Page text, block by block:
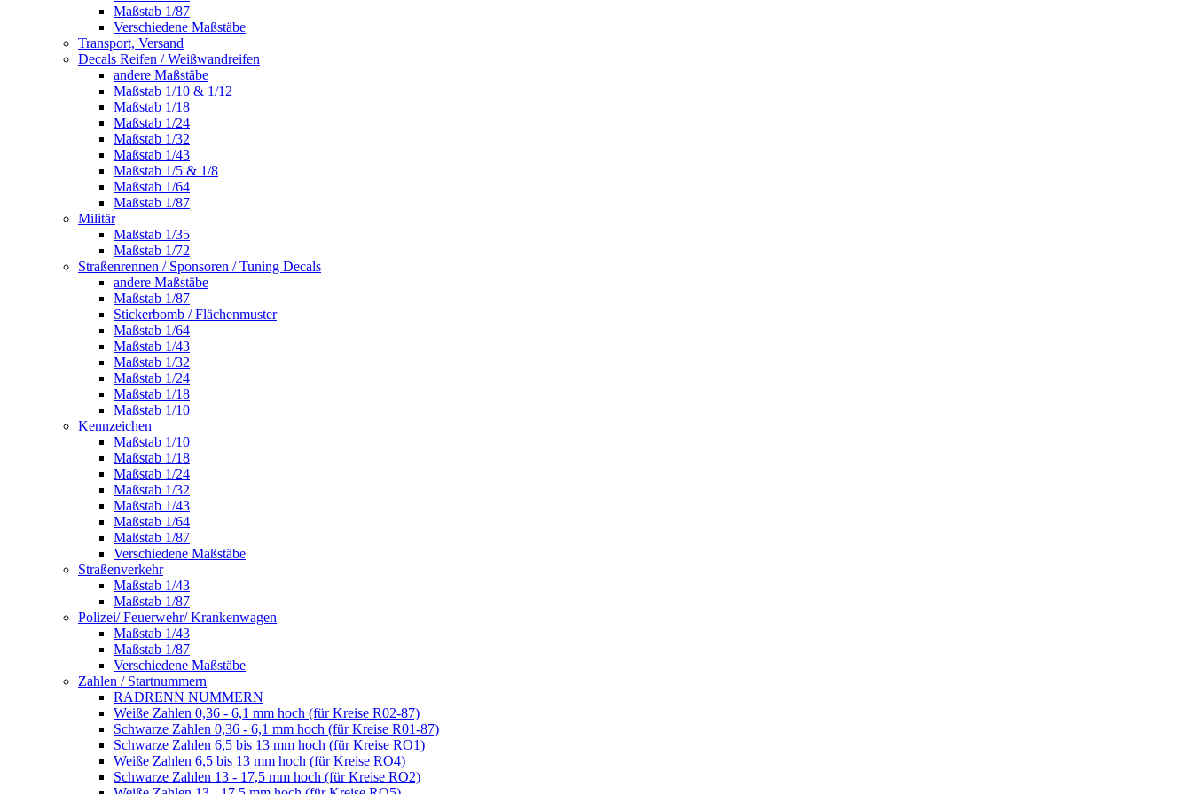
Maßstab 1/87
Verschiedene Maßstäbe
Transport, Versand
Decals Reifen / Weißwandreifen
andere Maßstäbe
Maßstab 1/10 & 1/12
Maßstab 1/18
Maßstab 1/24
Maßstab 1/32
Maßstab 1/43
Maßstab 1/5 & 1/8
Maßstab 1/64
Maßstab 1/87
Militär
Maßstab 1/35
Maßstab 1/72
Straßenrennen / Sponsoren / Tuning Decals
andere Maßstäbe
Maßstab 1/87
Stickerbomb / Flächenmuster
Maßstab 1/64
Maßstab 1/43
Maßstab 1/32
Maßstab 1/24
Maßstab 1/18
Maßstab 1/10
Kennzeichen
Maßstab 1/10
Maßstab 1/18
Maßstab 1/24
Maßstab 1/32
Maßstab 1/43
Maßstab 1/64
Maßstab 1/87
Verschiedene Maßstäbe
Straßenverkehr
Maßstab 1/43
Maßstab 1/87
Polizei/ Feuerwehr/ Krankenwagen
Maßstab 1/43
Maßstab 1/87
Verschiedene Maßstäbe
Zahlen / Startnummern
RADRENN NUMMERN
Weiße Zahlen 0,36 - 6,1 mm hoch (für Kreise R02-87)
Schwarze Zahlen 0,36 - 6,1 mm hoch (für Kreise R01-87)
Schwarze Zahlen 6,5 bis 13 mm hoch (für Kreise RO1)
Weiße Zahlen 6,5 bis 13 mm hoch (für Kreise RO4)
Schwarze Zahlen 13 - 17,5 mm hoch (für Kreise RO2)